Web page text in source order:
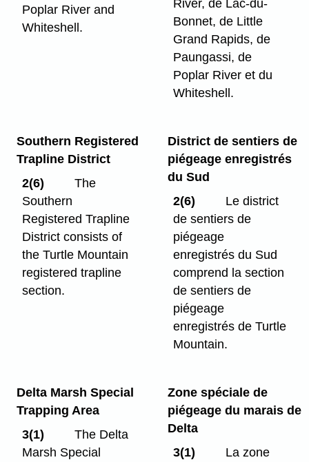
Poplar River and
Whiteshell.
River, de Lac-du-
Bonnet, de Little
Grand Rapids, de
Paungassi, de
Poplar River et du
Whiteshell.
Southern Registered
Trapline District
2(6)
The
Southern
Registered Trapline
District consists of
the Turtle Mountain
registered trapline
section.
District de sentiers de
piégeage enregistrés
du Sud
2(6)
Le district
de sentiers de
piégeage
enregistrés du Sud
comprend la section
de sentiers de
piégeage
enregistrés de Turtle
Mountain.
Delta Marsh Special
Trapping Area
3(1)
The Delta
Marsh Special
Zone spéciale de
piégeage du marais de
Delta
3(1)
La zone